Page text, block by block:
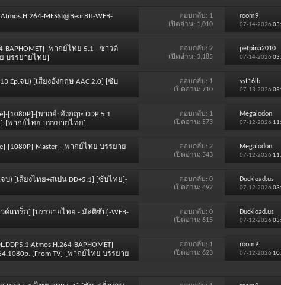
MESSI@BearBIT-WEB-
ตอบกลับ: 1
เปิดอ่าน: 1,010
room9
07-14-2026
BAPHOMET] [พากย์ไทย 5.1 - ซาวด์
บรรยายไทย]
ตอบกลับ:2
เปิดอ่าน: 3,185
petpina2010
07-14-2026
(13 Ep.จบ) [เสียงอังกฤษ AAC 2.0] [ซับ
ตอบกลับ: 1
เปิดอ่าน: 710
sst16lb
07-13-2026
[1080P]-[พากย์: อังกฤษ DDP 5.1
[พากย์ไทย บรรยายไทย]
ตอบกลับ: 1
เปิดอ่าน: 573
Megalodon
07-12-2026
[1080P]-Master]-[พากย์ไทย บรรยาย
ตอบกลับ:2
เปิดอ่าน: 543
Megalodon
07-12-2026
จบ) [เสียงไทย+สเปน DD+5.1] [ซับไทย]-
ตอบกลับ:0
เปิดอ่าน: 492
Duckload.us
07-12-2026
ซาวด์แทร็ก] [บรรยายไทย - มัลติซับ]-WEB-
ตอบกลับ:0
เปิดอ่าน: 615
Duckload.us
07-12-2026
BAPHOMET]
[From TV]-[พากย์ไทย บรรยาย
ตอบกลับ: 1
เปิดอ่าน: 623
room9
07-12-2026